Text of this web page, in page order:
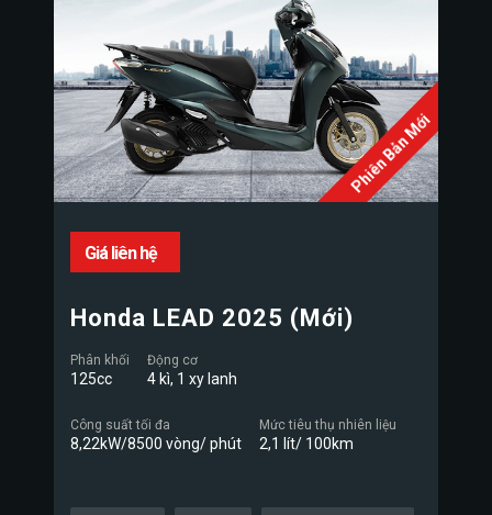
Phiên Bản Mới
Giá liên hệ
Honda LEAD 2025 (Mới)
Phân khối
125cc
Động cơ
4 kì, 1 xy lanh
Công suất tối đa
8,22kW/8500 vòng/ phút
Mức tiêu thụ nhiên liệu
2,1 lít/ 100km